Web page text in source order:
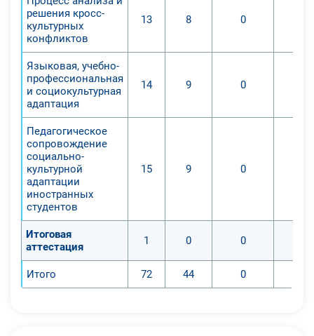
решения кросс-
культурных
конфликтов
13 8 0
Языковая, учебно-
профессиональная
и социокультурная
адаптация
14 9 0
Педагогическое
сопровождение
социально-
культурной
адаптации
иностранных
студентов
15 9 0
Итоговая
аттестация
1 0 0
Итого 72 44 0